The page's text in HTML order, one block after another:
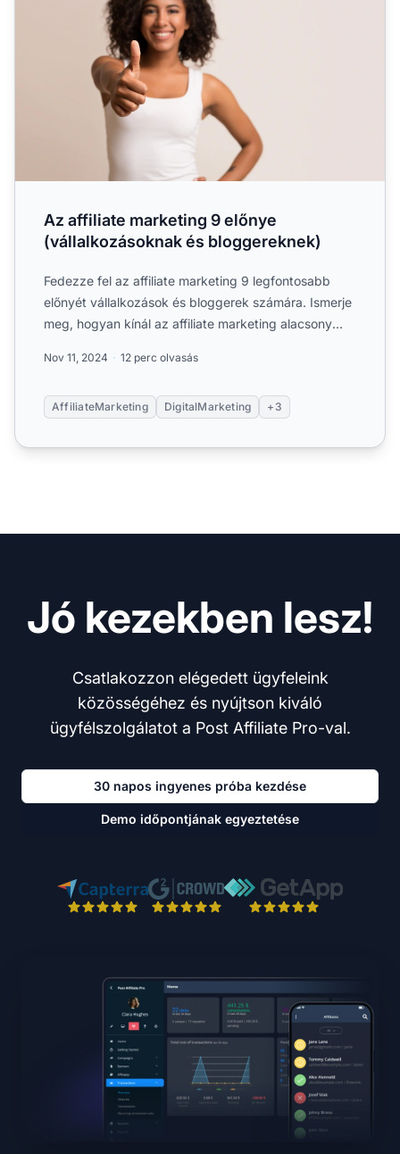
Az affiliate marketing 9 előnye
(vállalkozásoknak és bloggereknek)
Fedezze fel az affiliate marketing 9 legfontosabb
előnyét vállalkozások és bloggerek számára. Ismerje
meg, hogyan kínál az affiliate marketing alacsony
Nov 11, 2024 12 perc olvasás
AffiliateMarketing DigitalMarketing +3
Jó kezekben lesz!
Csatlakozzon elégedett ügyfeleink
közösségéhez és nyújtson kiváló
ügyfélszolgálatot a Post Affiliate Pro-val.
30 napos ingyenes próba kezdése
Demo időpontjának egyeztetése